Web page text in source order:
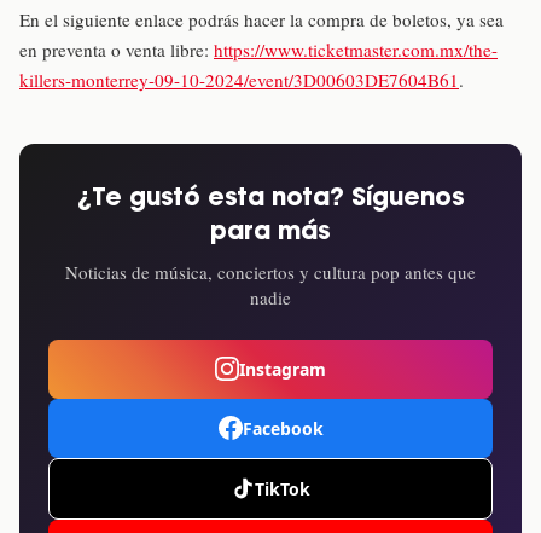
En el siguiente enlace podrás hacer la compra de boletos, ya sea
en preventa o venta libre: https://www.ticketmaster.com.mx/the-
killers-monterrey-09-10-2024/event/3D00603DE7604B61 .
¿Te gustó esta nota? Síguenos
para más
Noticias de música, conciertos y cultura pop antes que
nadie
Instagram
Facebook
TikTok